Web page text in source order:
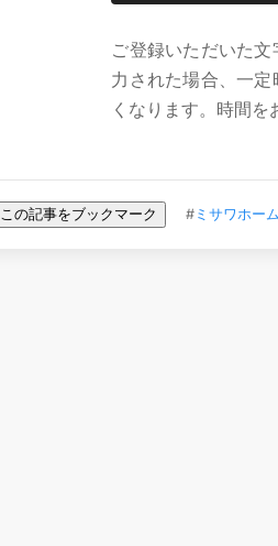
ご登録いただいた
力された場合、一
くなります。時間を
この記事をブックマーク # ミサワホーム